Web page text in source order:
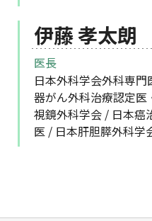
伊藤 孝太朗
医長
日本外科学会外科専
器がん外科治療認定
視鏡外科学会 / 日本癌
医 / 日本肝胆膵外科学